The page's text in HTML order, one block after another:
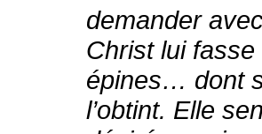
demander
Christ lui
épines… dont
l’obtint. Elle